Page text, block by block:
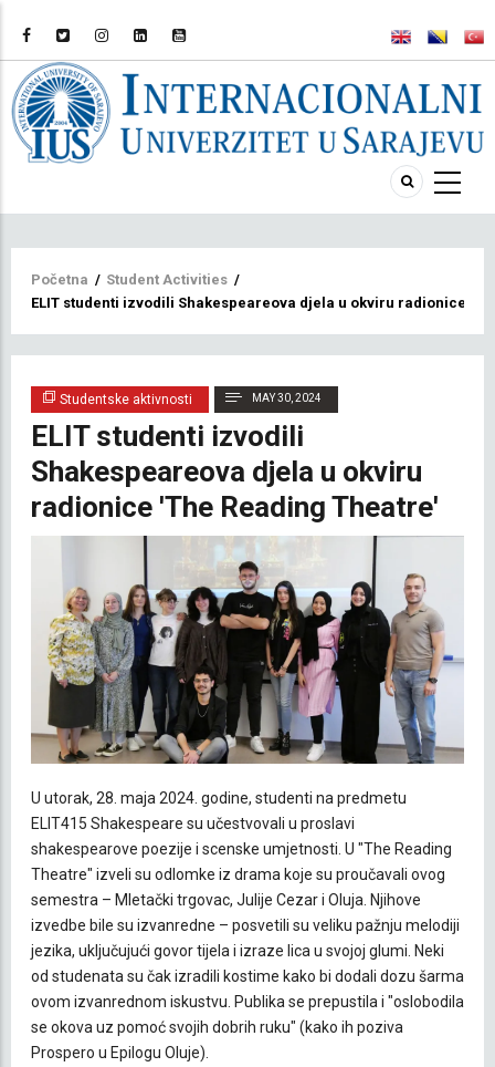
Breadcrumb
Početna / Student Activities /
ELIT studenti izvodili Shakespeareova djela u okviru radionice
Studentske aktivnosti MAY 30, 2024
ELIT studenti izvodili
Shakespeareova djela u okviru
radionice 'The Reading Theatre'
U utorak, 28. maja 2024. godine, studenti na predmetu
ELIT415 Shakespeare su učestvovali u proslavi
shakespearove poezije i scenske umjetnosti. U "The Reading
Theatre" izveli su odlomke iz drama koje su proučavali ovog
semestra – Mletački trgovac, Julije Cezar i Oluja. Njihove
izvedbe bile su izvanredne – posvetili su veliku pažnju melodiji
jezika, uključujući govor tijela i izraze lica u svojoj glumi. Neki
od studenata su čak izradili kostime kako bi dodali dozu šarma
ovom izvanrednom iskustvu. Publika se prepustila i "oslobodila
se okova uz pomoć svojih dobrih ruku" (kako ih poziva
Prospero u Epilogu Oluje).